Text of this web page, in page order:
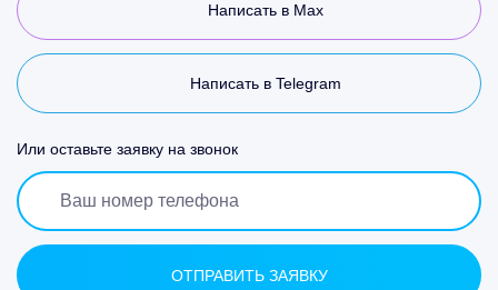
Написать в Max
Написать в Telegram
Или оставьте заявку на звонок